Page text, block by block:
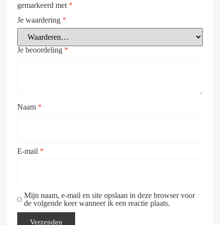
gemarkeerd met *
Je waardering *
Je beoordeling *
Naam *
E-mail *
Mijn naam, e-mail en site opslaan in deze browser voor
de volgende keer wanneer ik een reactie plaats.